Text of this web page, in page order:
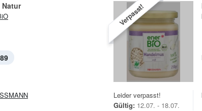
Natur Verpasst!
Leider verpasst!
Gültig: 12.07. - 18.07.